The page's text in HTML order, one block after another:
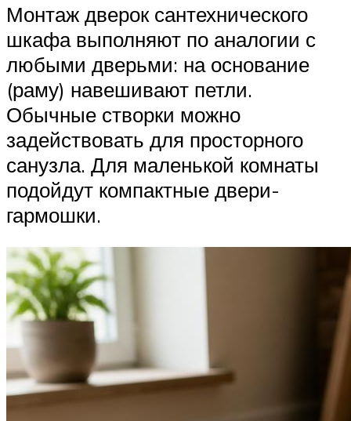
Монтаж дверок сантехнического
шкафа выполняют по аналогии с
любыми дверьми: на основание
(раму) навешивают петли.
Обычные створки можно
задействовать для просторного
санузла. Для маленькой комнаты
подойдут компактные двери-
гармошки.